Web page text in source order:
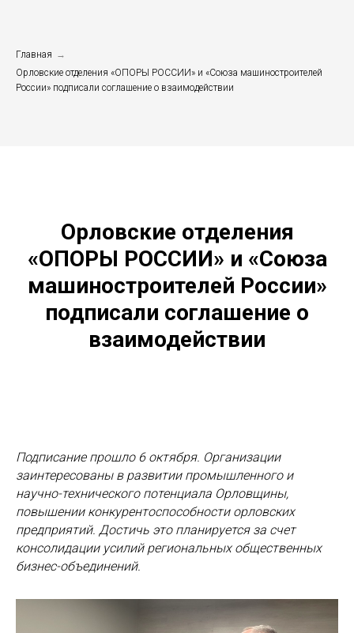
Главная →
Орловские отделения «ОПОРЫ РОССИИ» и «Союза машиностроителей
России» подписали соглашение о взаимодействии
Орловские отделения
«ОПОРЫ РОССИИ» и «Союза
машиностроителей России»
подписали соглашение о
взаимодействии
Подписание прошло 6 октября. Организации
заинтересованы в развитии промышленного и
научно-технического потенциала Орловщины,
повышении конкурентоспособности орловских
предприятий. Достичь это планируется за счет
консолидации усилий региональных общественных
бизнес-объединений.